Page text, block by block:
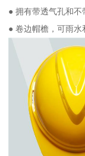
● 拥有带透气孔和不
● 卷边帽檐，可雨水